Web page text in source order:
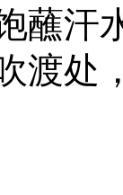
蘸汗
渡处